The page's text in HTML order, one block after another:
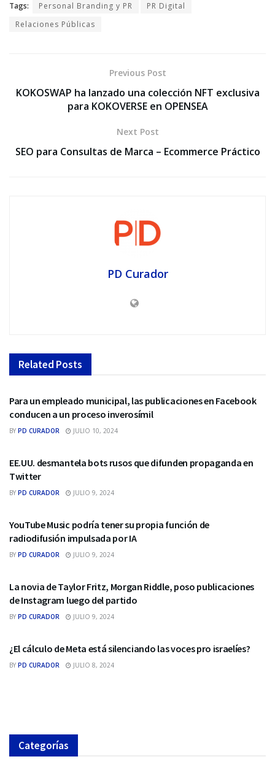
Tags: Personal Branding y PR
PR Digital
Relaciones Públicas
Previous Post
KOKOSWAP ha lanzado una colección NFT exclusiva
para KOKOVERSE en OPENSEA
Next Post
SEO para Consultas de Marca – Ecommerce Práctico
PD Curador
Related Posts
REDES SOCIALES
Para un empleado municipal, las publicaciones en Facebook
conducen a un proceso inverosímil
BY PD CURADOR JULIO 10, 2024
REDES SOCIALES
EE.UU. desmantela bots rusos que difunden propaganda en
Twitter
BY PD CURADOR JULIO 9, 2024
REDES SOCIALES
YouTube Music podría tener su propia función de
radiodifusión impulsada por IA
BY PD CURADOR JULIO 9, 2024
REDES SOCIALES
La novia de Taylor Fritz, Morgan Riddle, poso publicaciones
de Instagram luego del partido
BY PD CURADOR JULIO 9, 2024
REDES SOCIALES
¿El cálculo de Meta está silenciando las voces pro israelíes?
BY PD CURADOR JULIO 8, 2024
Categorías